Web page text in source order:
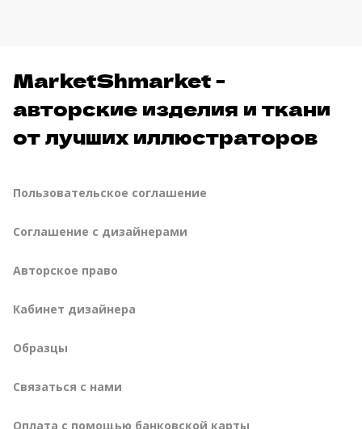
MarketShmarket -
авторские изделия и ткани
от лучших иллюстраторов
Пользовательское соглашение
Соглашение с дизайнерами
Авторское право
Кабинет дизайнера
Образцы
Связаться с нами
Оплата с помощью банковской карты